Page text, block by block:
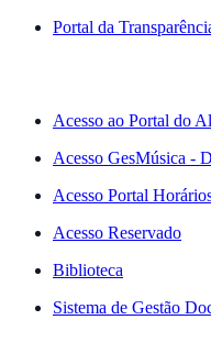
Portal da
Acesso ao Portal do
Acesso GesMúsica -
Acesso Portal
Acesso Reservado
Biblioteca
Sistema de Gestão